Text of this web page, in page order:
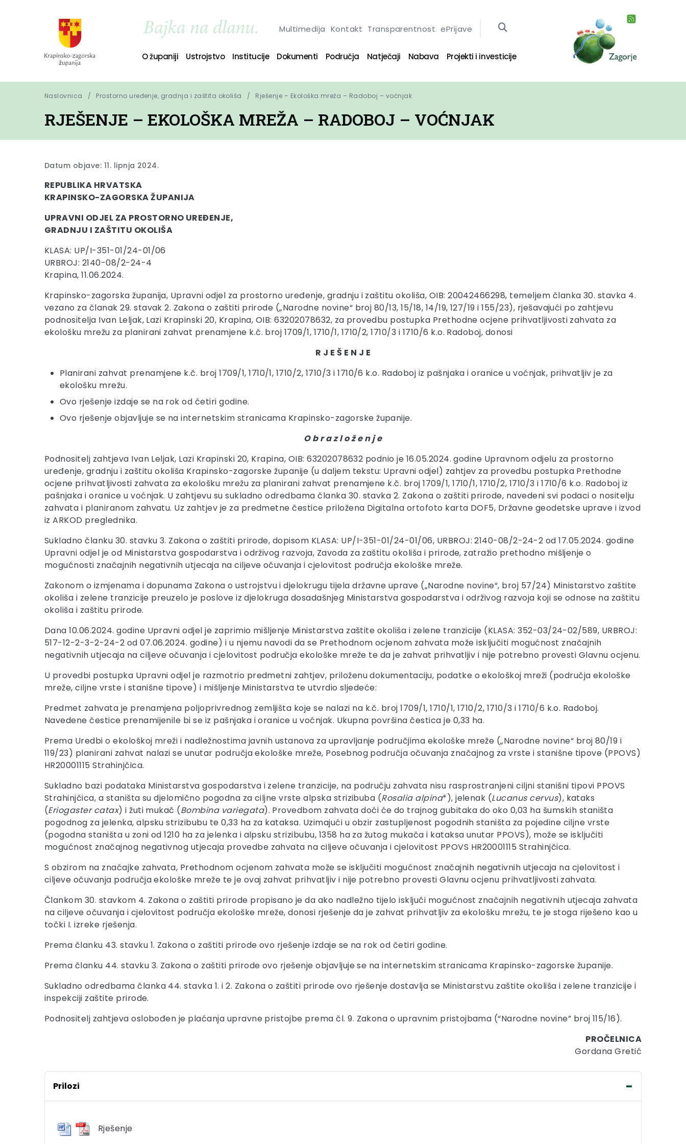
Multimedija Kontakt Transparentnost ePrijave
O županiji Ustrojstvo Institucije Dokumenti Područja Natječaji Nabava Projekti i investicije
Naslovnica Prostorno uređenje, gradnja i zaštita okoliša Rješenje – Ekološka mreža – Radoboj – voćnjak
RJEŠENJE – EKOLOŠKA MREŽA – RADOBOJ – VOĆNJAK
Datum objave: 11. lipnja 2024.
REPUBLIKA HRVATSKA
KRAPINSKO-ZAGORSKA ŽUPANIJA
UPRAVNI ODJEL ZA PROSTORNO UREĐENJE,
GRADNJU I ZAŠTITU OKOLIŠA
KLASA: UP/I-351-01/24-01/06
URBROJ: 2140-08/2-24-4
Krapina, 11.06.2024.
Krapinsko-zagorska županija, Upravni odjel za prostorno uređenje, gradnju i zaštitu okoliša, OIB: 20042466298, temeljem članka 30. stavka 4.
vezano za članak 29. stavak 2. Zakona o zaštiti prirode („Narodne novine“ broj 80/13, 15/18, 14/19, 127/19 i 155/23), rješavajući po zahtjevu
podnositelja Ivan Leljak, Lazi Krapinski 20, Krapina, OIB: 63202078632, za provedbu postupka Prethodne ocjene prihvatljivosti zahvata za
ekološku mrežu za planirani zahvat prenamjene k.č. broj 1709/1, 1710/1, 1710/2, 1710/3 i 1710/6 k.o. Radoboj, donosi
R J E Š E N J E
Planirani zahvat prenamjene k.č. broj 1709/1, 1710/1, 1710/2, 1710/3 i 1710/6 k.o. Radoboj iz pašnjaka i oranice u voćnjak, prihvatljiv je za
ekološku mrežu.
Ovo rješenje izdaje se na rok od četiri godine.
Ovo rješenje objavljuje se na internetskim stranicama Krapinsko-zagorske županije.
O b r a z l o ž e n j e
Podnositelj zahtjeva Ivan Leljak, Lazi Krapinski 20, Krapina, OIB: 63202078632 podnio je 16.05.2024. godine Upravnom odjelu za prostorno
uređenje, gradnju i zaštitu okoliša Krapinsko-zagorske županije (u daljem tekstu: Upravni odjel) zahtjev za provedbu postupka Prethodne
ocjene prihvatljivosti zahvata za ekološku mrežu za planirani zahvat prenamjene k.č. broj 1709/1, 1710/1, 1710/2, 1710/3 i 1710/6 k.o. Radoboj iz
pašnjaka i oranice u voćnjak. U zahtjevu su sukladno odredbama članka 30. stavka 2. Zakona o zaštiti prirode, navedeni svi podaci o nositelju
zahvata i planiranom zahvatu. Uz zahtjev je za predmetne čestice priložena Digitalna ortofoto karta DOF5, Državne geodetske uprave i izvod
iz ARKOD preglednika.
Sukladno članku 30. stavku 3. Zakona o zaštiti prirode, dopisom KLASA: UP/I-351-01/24-01/06, URBROJ: 2140-08/2-24-2 od 17.05.2024. godine
Upravni odjel je od Ministarstva gospodarstva i održivog razvoja, Zavoda za zaštitu okoliša i prirode, zatražio prethodno mišljenje o
mogućnosti značajnih negativnih utjecaja na ciljeve očuvanja i cjelovitost područja ekološke mreže.
Zakonom o izmjenama i dopunama Zakona o ustrojstvu i djelokrugu tijela državne uprave („Narodne novine“, broj 57/24) Ministarstvo zaštite
okoliša i zelene tranzicije preuzelo je poslove iz djelokruga dosadašnjeg Ministarstva gospodarstva i održivog razvoja koji se odnose na zaštitu
okoliša i zaštitu prirode.
Dana 10.06.2024. godine Upravni odjel je zaprimio mišljenje Ministarstva zaštite okoliša i zelene tranzicije (KLASA: 352-03/24-02/589, URBROJ:
517-12-2-3-2-24-2 od 07.06.2024. godine) i u njemu navodi da se Prethodnom ocjenom zahvata može isključiti mogućnost značajnih
negativnih utjecaja na ciljeve očuvanja i cjelovitost područja ekološke mreže te da je zahvat prihvatljiv i nije potrebno provesti Glavnu ocjenu.
U provedbi postupka Upravni odjel je razmotrio predmetni zahtjev, priloženu dokumentaciju, podatke o ekološkoj mreži (područja ekološke
mreže, ciljne vrste i stanišne tipove) i mišljenje Ministarstva te utvrdio sljedeće:
Predmet zahvata je prenamjena poljoprivrednog zemljišta koje se nalazi na k.č. broj 1709/1, 1710/1, 1710/2, 1710/3 i 1710/6 k.o. Radoboj.
Navedene čestice prenamijenile bi se iz pašnjaka i oranice u voćnjak. Ukupna površina čestica je 0,33 ha.
Prema Uredbi o ekološkoj mreži i nadležnostima javnih ustanova za upravljanje područjima ekološke mreže („Narodne novine“ broj 80/19 i
119/23) planirani zahvat nalazi se unutar područja ekološke mreže, Posebnog područja očuvanja značajnog za vrste i stanišne tipove (PPOVS)
HR20001115 Strahinjčica.
Sukladno bazi podataka Ministarstva gospodarstva i zelene tranzicije, na području zahvata nisu rasprostranjeni ciljni stanišni tipovi PPOVS
Strahinjčica, a staništa su djelomično pogodna za ciljne vrste alpska strizibuba (Rosalia alpina*), jelenak (Lucanus cervus), kataks
(Eriogaster catax) i žuti mukač (Bombina variegata). Provedbom zahvata doći će do trajnog gubitaka do oko 0,03 ha šumskih staništa
pogodnog za jelenka, alpsku strizibubu te 0,33 ha za kataksa. Uzimajući u obzir zastupljenost pogodnih staništa za pojedine ciljne vrste
(pogodna staništa u zoni od 1210 ha za jelenka i alpsku strizibubu, 1358 ha za žutog mukača i kataksa unutar PPOVS), može se isključiti
mogućnost značajnog negativnog utjecaja provedbe zahvata na ciljeve očuvanja i cjelovitost PPOVS HR20001115 Strahinjčica.
S obzirom na značajke zahvata, Prethodnom ocjenom zahvata može se isključiti mogućnost značajnih negativnih utjecaja na cjelovitost i
ciljeve očuvanja područja ekološke mreže te je ovaj zahvat prihvatljiv i nije potrebno provesti Glavnu ocjenu prihvatljivosti zahvata.
Člankom 30. stavkom 4. Zakona o zaštiti prirode propisano je da ako nadležno tijelo isključi mogućnost značajnih negativnih utjecaja zahvata
na ciljeve očuvanja i cjelovitost područja ekološke mreže, donosi rješenje da je zahvat prihvatljiv za ekološku mrežu, te je stoga riješeno kao u
točki I. izreke rješenja.
Prema članku 43. stavku 1. Zakona o zaštiti prirode ovo rješenje izdaje se na rok od četiri godine.
Prema članku 44. stavku 3. Zakona o zaštiti prirode ovo rješenje objavljuje se na internetskim stranicama Krapinsko-zagorske županije.
Sukladno odredbama članka 44. stavka 1. i 2. Zakona o zaštiti prirode ovo rješenje dostavlja se Ministarstvu zaštite okoliša i zelene tranzicije i
inspekciji zaštite prirode.
Podnositelj zahtjeva oslobođen je plaćanja upravne pristojbe prema čl. 9. Zakona o upravnim pristojbama (“Narodne novine” broj 115/16).
PROČELNICA
Gordana Gretić
Prilozi
Rješenje